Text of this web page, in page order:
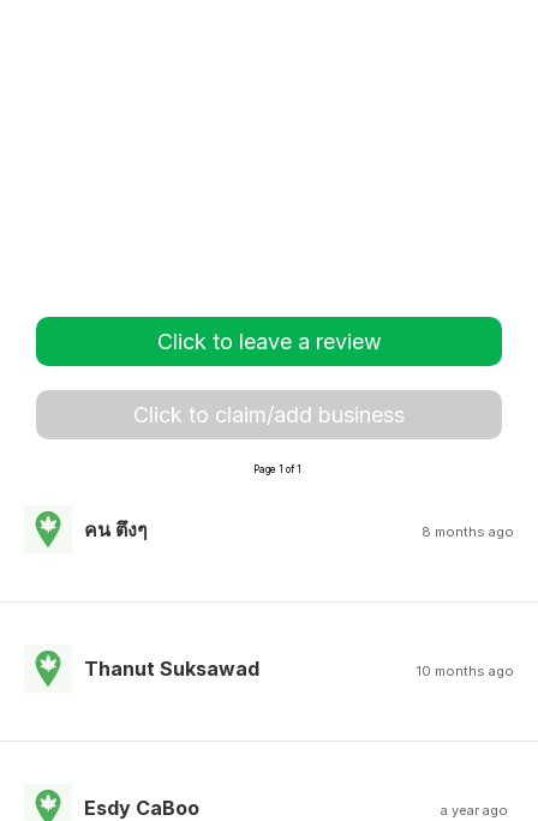
Click to leave a review
Click to claim/add business
Page 1 of 1
คน ตึงๆ 8 months ago
Thanut Suksawad 10 months ago
Esdy CaBoo a year ago